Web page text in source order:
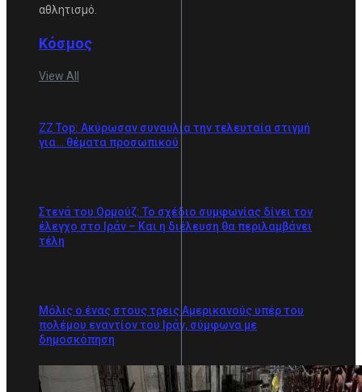
αθλητισμό.
Κόσμος
View All
ZZ Top: Ακύρωσαν συναυλία την τελευταία στιγμή
για… θέματα προσωπικού
Στενά του Ορμούζ: Το σχέδιο συμφωνίας δίνει τον
έλεγχο στο Ιράν – Και η διέλευση θα περιλαμβάνει
τέλη
Μόλις ο ένας στους τρεις Αμερικανούς υπέρ του
πολέμου εναντίον του Ιράν, σύμφωνα με
δημοσκόπηση